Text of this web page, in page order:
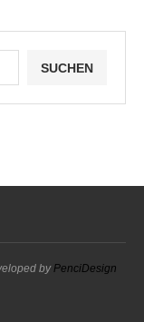
SUCHEN
byPenciDesign